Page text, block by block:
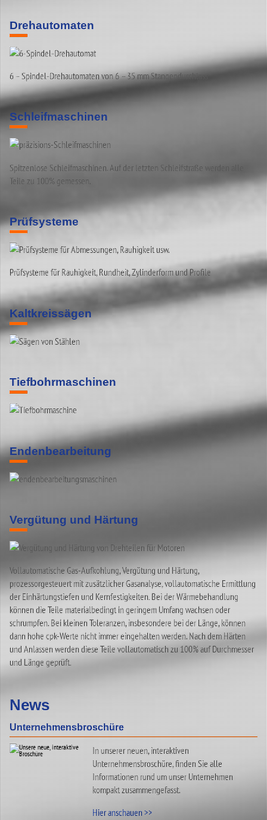
Drehautomaten
6 – Spindel-Drehautomaten von 6 – 35 mm Stangendurchlass
Schleifmaschinen
Spitzenlose Schleifmaschinen. Auf der letzten Schleifstraße werden alle
Teile zu 100% gemessen.
Prüfsysteme
Prüfsysteme für Rauhigkeit, Rundheit, Zylinderform und Profile
Kaltkreissägen
Tiefbohrmaschinen
Endenbearbeitung
Vergütung und Härtung
Vollautomatische Gas-Aufkohlung, Vergütung und Härtung,
prozessorgesteuert mit zusätzlicher Gasanalyse, vollautomatische Ermittlung
der Einhärtungstiefen und Kernfestigkeiten. Bei der Wärmebehandlung
können die Teile materialbedingt in geringem Umfang wachsen oder
schrumpfen. Bei kleinen Toleranzen, insbesondere bei der Länge, können
dann hohe cpk-Werte nicht immer eingehalten werden. Nach dem Härten
und Anlassen werden diese Teile vollautomatisch zu 100% auf Durchmesser
und Länge geprüft.
News
Unternehmensbroschüre
In unserer neuen, interaktiven
Unternehmensbroschüre, finden Sie alle
Informationen rund um unser Unternehmen
kompakt zusammengefasst.
Hier anschauen >>